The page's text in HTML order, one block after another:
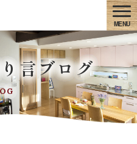
言ブログ